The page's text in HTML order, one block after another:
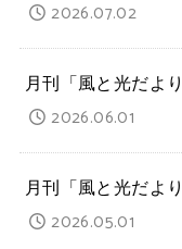
2026.07.02
月刊「風と光だよ
2026.06.01
月刊「風と光だよ
2026.05.01